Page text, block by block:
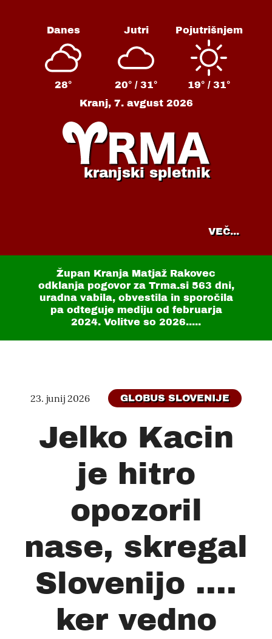
Danes
28°
Jutri
20° / 31°
Pojutrišnjem
19° / 31°
Kranj, 7. avgust 2026
kranjski spletnik
VEČ...
Župan Kranja Matjaž Rakovec
odklanja pogovor za Trma.si 563 dni,
uradna vabila, obvestila in sporočila
pa odteguje mediju od februarja
2024. Volitve so 2026.....
23. junij 2026 GLOBUS SLOVENIJE
Jelko Kacin
je hitro
opozoril
nase, skregal
Slovenijo ....
ker vedno